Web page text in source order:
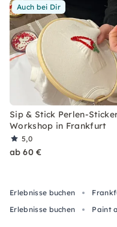
Auch bei Dir
Sip & Stick Perlen-
Workshop in Frankfurt
5,0
ab 60 €
Erlebnisse buchen
Erlebnisse buchen
Paint